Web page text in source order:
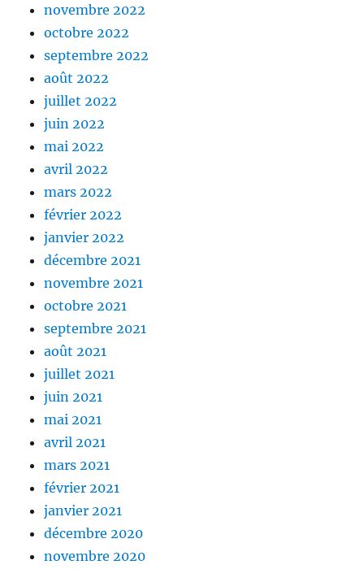
novembre 2022
octobre 2022
septembre 2022
août 2022
juillet 2022
juin 2022
mai 2022
avril 2022
mars 2022
février 2022
janvier 2022
décembre 2021
novembre 2021
octobre 2021
septembre 2021
août 2021
juillet 2021
juin 2021
mai 2021
avril 2021
mars 2021
février 2021
janvier 2021
décembre 2020
novembre 2020